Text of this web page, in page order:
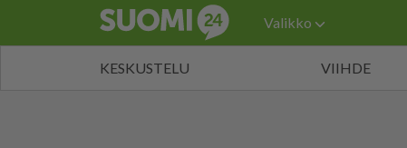
Valikko
KESKUSTELU VIIHDE